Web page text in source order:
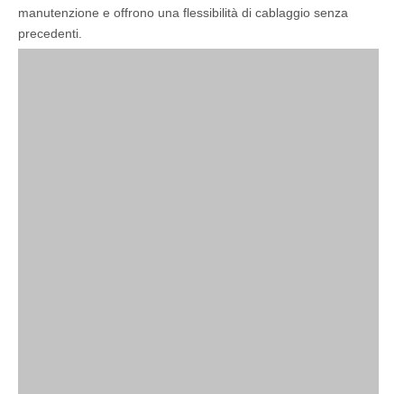
manutenzione e offrono una flessibilità di cablaggio senza
precedenti.